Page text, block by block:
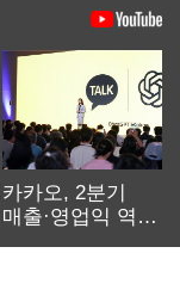
카카오, 2분기
매출·영업익 역대